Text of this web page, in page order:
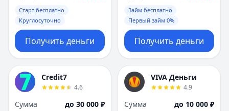
Старт бесплатно
Круглосуточно
Получить деньги
Займ бесплатно
Первый займ 0%
Получить деньги
Credit7
4.6
Сумма
до 30 000 ₽
VIVA Деньги
4.9
Сумма
до 10 000 ₽